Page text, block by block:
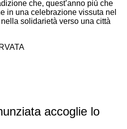
che, quest’anno più che
in una celebrazione vissuta nel
solidarietà verso una città
accoglie lo